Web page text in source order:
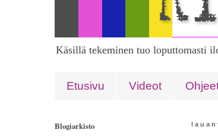
Käsillä tekeminen tuo loputtomasti
Etusivu Videot
Blogiarkisto